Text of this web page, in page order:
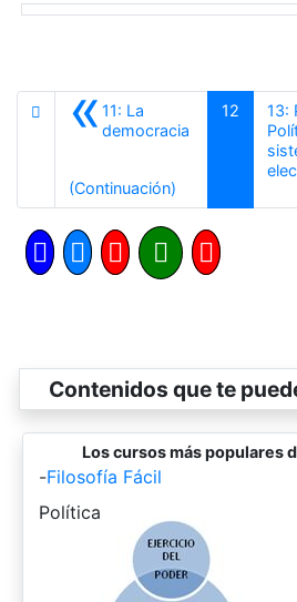
«11: La
democracia
(Continuación)
12
13:
Contenidos que te
Los cursos más populares
-Filosofía Fácil
-
Política